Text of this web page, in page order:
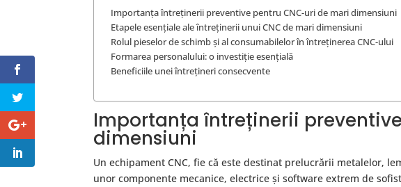
Importanța întreținerii preventive pentru CNC-uri de mari dimensiuni
Etapele esențiale ale întreținerii unui CNC de mari dimensiuni
Rolul pieselor de schimb și al consumabilelor în întreținerea CNC-ului
Formarea personalului: o investiție esențială
Beneficiile unei întrețineri consecvente
Importanța întreținerii
dimensiuni
Un echipament CNC, fie că este destinat prelucrării metalelor,
unor componente mecanice, electrice și software extrem de